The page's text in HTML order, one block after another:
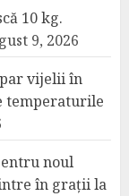
10 kg.
9, 2026
vijelii în
temperaturile
noul
în grații la